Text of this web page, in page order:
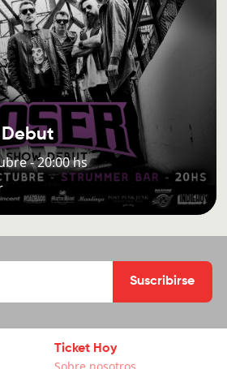
Debut
- 20:00 hs
Suscribirse
Ticket Hoy